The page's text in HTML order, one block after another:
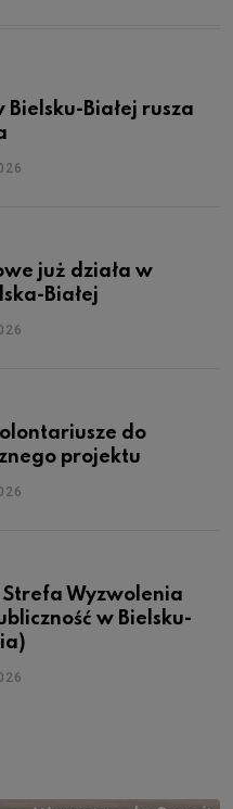
Bielsku-Białej rusza
już działa w
Białej
do
projektu
Wyzwolenia
w Bielsku-